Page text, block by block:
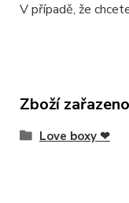
V případě, že
Zboží
Love boxy ❤